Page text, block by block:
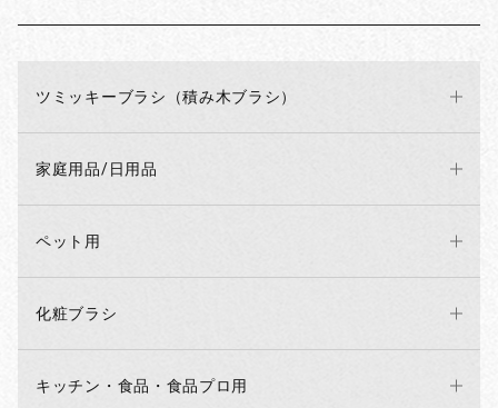
ツミッキーブラシ（積み木ブラシ）
家庭用品/日用品
ペット用
化粧ブラシ
キッチン・食品・食品プロ用